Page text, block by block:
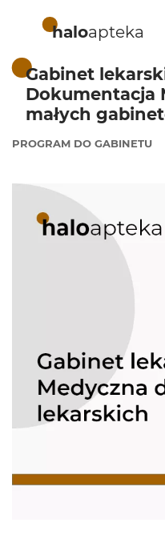
haloapteka
Gabinet
Dokumentacja
małych
PROGRAM DO GABINETU